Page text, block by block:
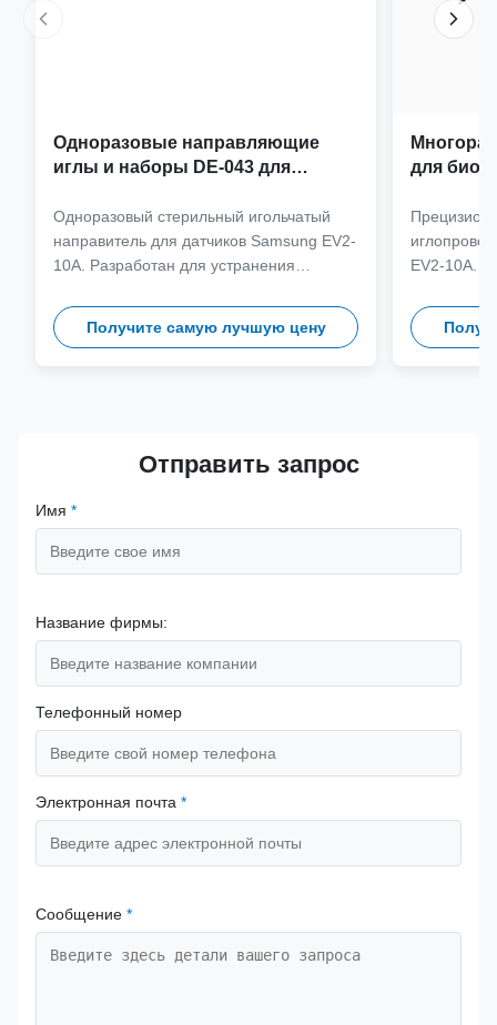
Одноразовые направляющие
иглы и наборы DE-043 для
Одноразовый стерильный игольчатый
направитель для датчиков Samsung EV2-
10A. Разработан для устранения
оптимизации клинических рабочих
процессов благодаря совместимости игл
Получите самую лучшую цену
для
EV2-10A.
более 100
Отправить запрос
Имя *
Название фирмы:
Телефонный номер
Электронная почта *
Сообщение *